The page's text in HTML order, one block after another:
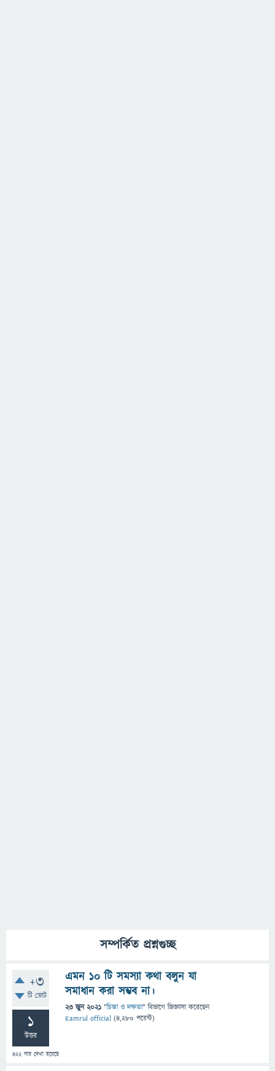
সম্পর্কিত প্রশ্নগুচ্ছ
+3
টি ভোট
1
উত্তর
422বার দেখা হয়েছে
এমন ১০ টি সমস্যা কথা বলুন যা
সমাধান করা সম্ভব না।
23 জুন 2021 "চিন্তা ও দক্ষতা" বিভাগে জিজ্ঞাসাকরেছেন
Kamrul official (4,280 পয়েন্ট)